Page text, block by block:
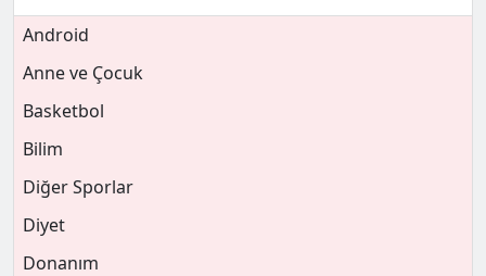
Android
Anne ve Çocuk
Basketbol
Bilim
Diğer Sporlar
Diyet
Donanım